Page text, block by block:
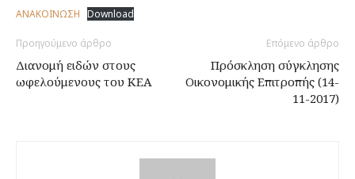
ΑΝΑΚΟΙΝΩΣΗ Download
Προηγούμενο άρθρο
Διανομή ειδών στους
ωφελούμενους του ΚΕΑ
Επόμενο άρθρο
Πρόσκληση σύγκλησης
Οικονομικής Επιτροπής (14-
11-2017)